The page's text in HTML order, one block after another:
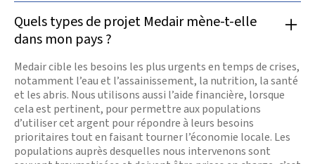
Quels types de projet Medair mène-t-elle
dans mon pays ?
Medair cible les besoins les plus urgents en temps de crises,
notamment l’eau et l’assainissement, la nutrition, la santé
et les abris. Nous utilisons aussi l’aide financière, lorsque
cela est pertinent, pour permettre aux populations
d’utiliser cet argent pour répondre à leurs besoins
prioritaires tout en faisant tourner l’économie locale. Les
populations auprès desquelles nous intervenons sont